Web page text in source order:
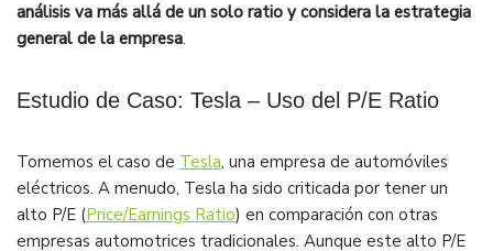
análisis va más allá de un solo ratio y considera la estrategia
general de la empresa.
Estudio de Caso: Tesla – Uso del P/E Ratio
Tomemos el caso de Tesla, una empresa de automóviles
eléctricos. A menudo, Tesla ha sido criticada por tener un
alto P/E (Price/Earnings Ratio) en comparación con otras
empresas automotrices tradicionales. Aunque este alto P/E